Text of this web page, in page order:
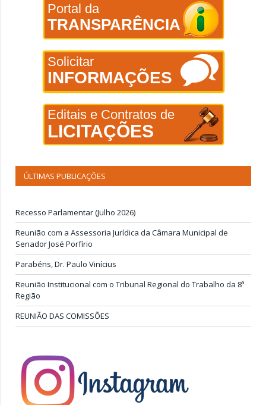
Portal da
TRANSPARÊNCIA
Solicitar
INFORMAÇÕES
Editais e Contratos de
LICITAÇÕES
ÚLTIMAS PUBLICAÇÕES
Recesso Parlamentar (Julho 2026)
Reunião com a Assessoria Jurídica da Câmara Municipal de
Senador José Porfírio
Parabéns, Dr. Paulo Vinícius
Reunião Institucional com o Tribunal Regional do Trabalho da 8ª
Região
REUNIÃO DAS COMISSÕES